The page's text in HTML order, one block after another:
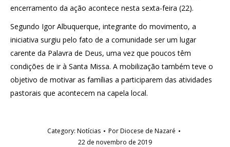
encerramento da ação acontece nesta sexta-feira (22).
Segundo Igor Albuquerque, integrante do movimento, a
iniciativa surgiu pelo fato de a comunidade ser um lugar
carente da Palavra de Deus, uma vez que poucos têm
condições de ir à Santa Missa. A mobilização também teve o
objetivo de motivar as famílias a participarem das atividades
pastorais que acontecem na capela local.
Category: Notícias PorDiocese de Nazaré
22 de novembro de 2019